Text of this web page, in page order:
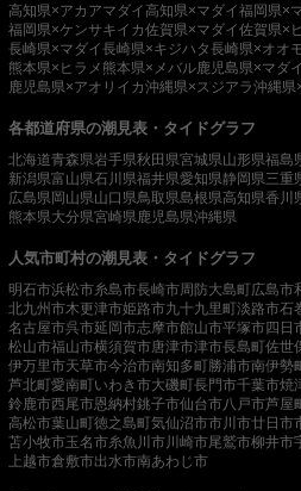
高知県×アカアマダイ高知県×マダイ福岡県×
福岡県×ケンサキイカ佐賀県×マダイ佐賀県×
長崎県×マダイ長崎県×キジハタ長崎県×オオ
熊本県×ヒラメ 熊本県×メバル鹿児島県×マダイ
鹿児島県×アオリイカ沖縄県×スジアラ沖縄県
各都道府県の潮見表・タイドグラフ
北海道青森県岩手県秋田県宮城県山形県福島
新潟県富山県石川県福井県愛知県静岡県三重
広島県岡山県山口県鳥取県島根県高知県香川
熊本県大分県宮崎県 鹿児島県沖縄県
人気市町村の潮見表・タイドグラフ
明石市浜松市糸島市長崎市周防大島町広島市
北九州市木更津市姫路市九十九里町淡路市石
名古屋市呉市延岡市志摩市館山市平塚市四日
松山市福山市横須賀市唐津市津市長島町佐世
伊万里市天草市今治市南知多町勝浦市南伊勢
芦北町愛南町いわき市大磯町長門市千葉市焼
鈴鹿市西尾市恩納村銚子市仙台市八戸市芦屋
高松市葉山町徳之島町気仙沼市市川市廿日市
苫小牧市玉名市糸魚川市 川崎市尾鷲市柳井市
上越市倉敷市出水市南あわじ市